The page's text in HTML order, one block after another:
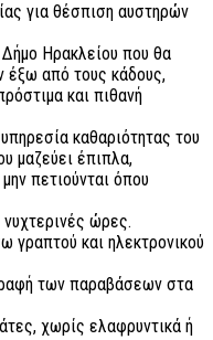
για θέσπιση αυστηρών
Ηρακλείου που θα
έξω από τους κάδους,
και πιθανή
καθαριότητας του
μαζεύει έπιπλα,
πετιούνται όπου
ώρες.
γραπτού και ηλεκτρονικού
των παραβάσεων στα
χωρίς ελαφρυντικά ή